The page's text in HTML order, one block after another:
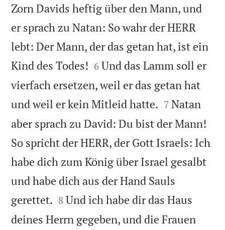
Zorn Davids heftig über den Mann, und
er sprach zu Natan: So wahr der HERR
lebt: Der Mann, der das getan hat, ist ein
Kind des Todes! 

6 Und das Lamm soll er
vierfach ersetzen, weil er das getan hat
und weil er kein Mitleid hatte. 

7 Natan
aber sprach zu David: Du bist der Mann!
So spricht der HERR, der Gott Israels: Ich
habe dich zum König über Israel gesalbt
und habe dich aus der Hand Sauls
gerettet. 

8 Und ich habe dir das Haus
deines Herrn gegeben, und die Frauen